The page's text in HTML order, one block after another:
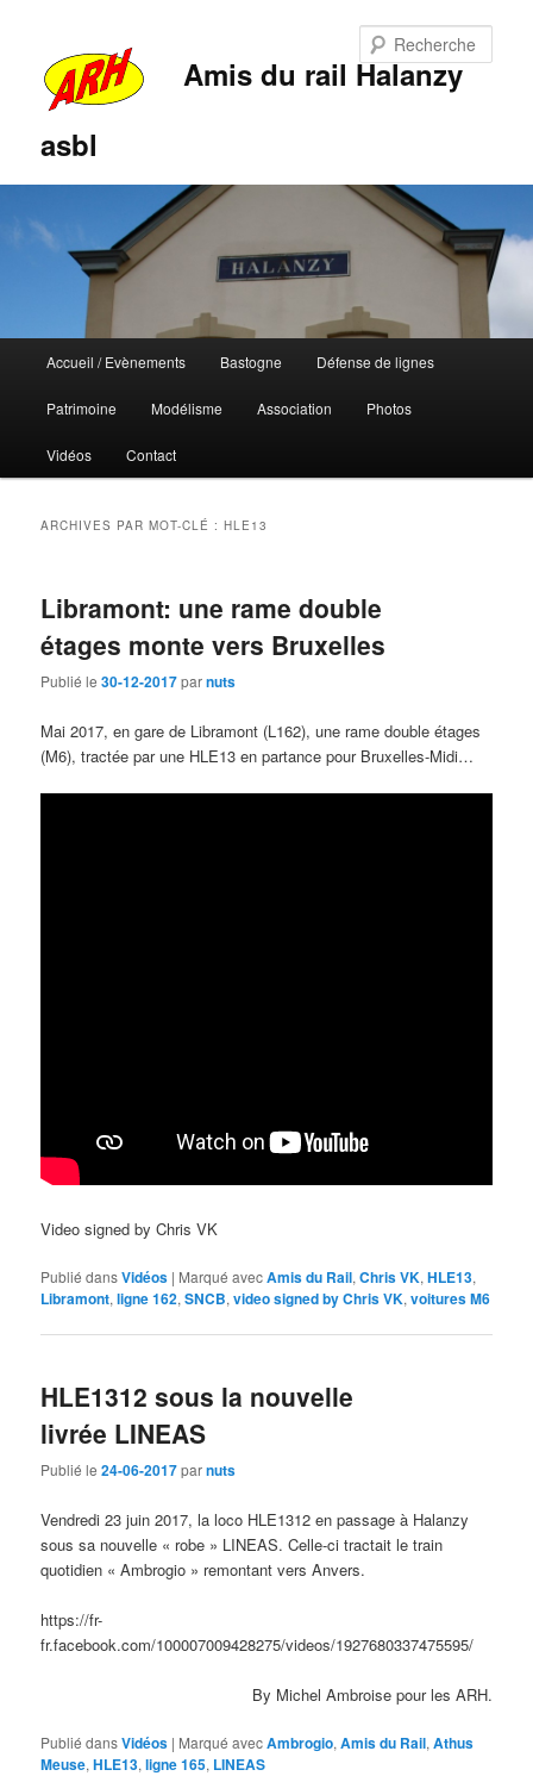
Amis du rail Halanzy
asbl
principal
Aller
au
contenu
principal
Aller
au
contenu
secondaire
Accueil / Evènements Bastogne Défense de lignes
Patrimoine Modélisme Association Photos
Vidéos Contact
ARCHIVES PAR MOT-CLÉ :HLE13
Libramont: une rame double
étages monte vers Bruxelles
Publié le30-12-2017parnuts
Mai 2017, en gare de Libramont (L162), une rame double étages
(M6), tractée par une HLE13 en partance pour Bruxelles-Midi…
Video signed by Chris VK
Publié dansVidéos | Marqué avecAmis du Rail,Chris VK,HLE13,
Libramont,ligne 162,SNCB,video signed by Chris VK,voitures M6
HLE1312 sous la nouvelle
livrée LINEAS
Publié le24-06-2017parnuts
Vendredi 23 juin 2017, la loco HLE1312 en passage à Halanzy
sous sa nouvelle « robe » LINEAS. Celle-ci tractait le train
quotidien « Ambrogio » remontant vers Anvers.
https://fr-
fr.facebook.com/100007009428275/videos/1927680337475595/
By Michel Ambroise pour les ARH.
Publié dansVidéos | Marqué avecAmbrogio,Amis du Rail,Athus
Meuse,HLE13,ligne 165, LINEAS